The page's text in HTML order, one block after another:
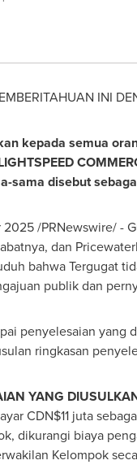
INI
kepada semua
sama disebut
2025/PRNewswire/ -
dan
bahwa Tergugat
publik dan
penyelesaian yang
ringkasan
YANG
CDN$11juta
dikurangi biaya
Kelompok